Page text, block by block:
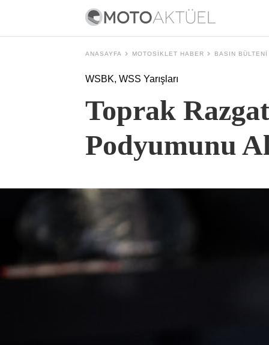
ANASAYFA MOTOSIKLET HABER BASIN BÜLTENI
WSBK, WSS Yarışları
Toprak
Podyumunu